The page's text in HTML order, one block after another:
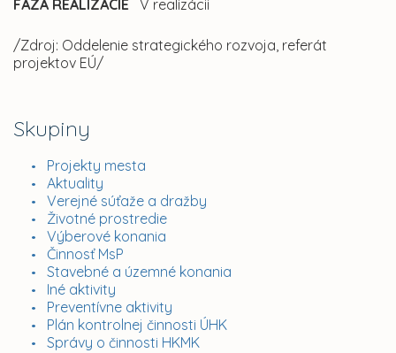
Skupiny
Projekty mesta
Aktuality
Verejné súťaže a dražby
Životné prostredie
Výberové konania
Činnosť MsP
Stavebné a územné konania
Iné aktivity
Preventívne aktivity
Plán kontrolnej činnosti ÚHK
Správy o činnosti HKMK
FÁZA REALIZÁCIE V realizácii
/Zdroj: Oddelenie strategického rozvoja, referát
projektov EÚ/